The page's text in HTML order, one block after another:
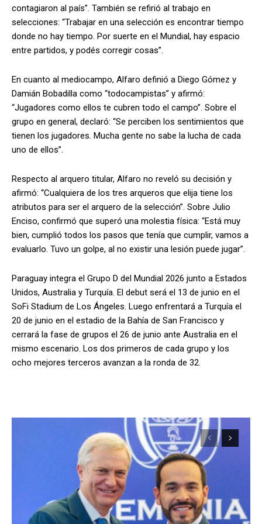
contagiaron al país”. También se refirió al trabajo en
selecciones: “Trabajar en una selección es encontrar tiempo
donde no hay tiempo. Por suerte en el Mundial, hay espacio
entre partidos, y podés corregir cosas”.
En cuanto al mediocampo, Alfaro definió a Diego Gómez y
Damián Bobadilla como “todocampistas” y afirmó:
“Jugadores como ellos te cubren todo el campo”. Sobre el
grupo en general, declaró: “Se perciben los sentimientos que
tienen los jugadores. Mucha gente no sabe la lucha de cada
uno de ellos”.
Respecto al arquero titular, Alfaro no reveló su decisión y
afirmó: “Cualquiera de los tres arqueros que elija tiene los
atributos para ser el arquero de la selección”. Sobre Julio
Enciso, confirmó que superó una molestia física: “Está muy
bien, cumplió todos los pasos que tenía que cumplir, vamos a
evaluarlo. Tuvo un golpe, al no existir una lesión puede jugar”.
Paraguay integra el Grupo D del Mundial 2026 junto a Estados
Unidos, Australia y Turquía. El debut será el 13 de junio en el
SoFi Stadium de Los Ángeles. Luego enfrentará a Turquía el
20 de junio en el estadio de la Bahía de San Francisco y
cerrará la fase de grupos el 26 de junio ante Australia en el
mismo escenario. Los dos primeros de cada grupo y los
ocho mejores terceros avanzan a la ronda de 32.